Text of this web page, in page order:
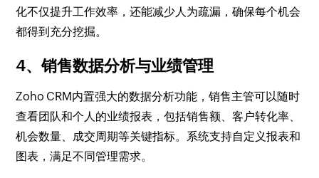
化不仅提升工作效率，还能减少人为疏漏，确保每个机会
都得到充分挖掘。
4、销售数据分析与业绩管理
Zoho CRM内置强大的数据分析功能，销售主管可以随时
查看团队和个人的业绩报表，包括销售额、客户转化率、
机会数量、成交周期等关键指标。系统支持自定义报表和
图表，满足不同管理需求。